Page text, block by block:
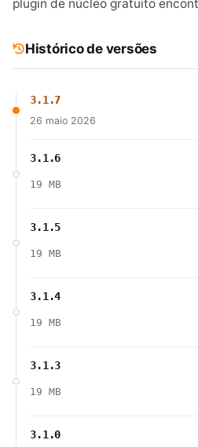
plugin de núcleo gratuito
Histórico de versões
3.1.7
26 maio 2026
3.1.6
19 MB
3.1.5
19 MB
3.1.4
19 MB
3.1.3
19 MB
3.1.0